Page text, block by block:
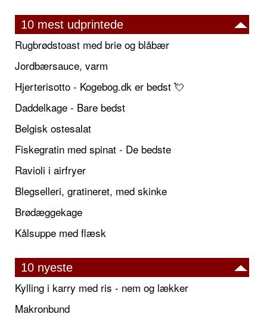
10 mest udprintede
Rugbrødstoast med brie og blåbær
Jordbærsauce, varm
Hjerterisotto - Kogebog.dk er bedst 💘
Daddelkage - Bare bedst
Belgisk ostesalat
Fiskegratin med spinat - De bedste
Ravioli i airfryer
Blegselleri, gratineret, med skinke
Brødæggekage
Kålsuppe med flæsk
10 nyeste
Kylling i karry med ris - nem og lækker
Makronbund